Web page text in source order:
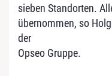
sieben Standorten.
übernommen, so
der
Opseo Gruppe.